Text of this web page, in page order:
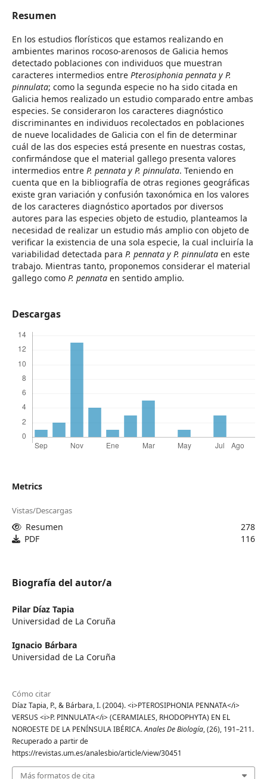
Resumen
En los estudios florísticos que estamos realizando en
ambientes marinos rocoso-arenosos de Galicia hemos
detectado poblaciones con individuos que muestran
caracteres intermedios entre Pterosiphonia pennata y P.
pinnulata; como la segunda especie no ha sido citada en
Galicia hemos realizado un estudio comparado entre ambas
especies. Se consideraron los caracteres diagnóstico
discriminantes en individuos recolectados en poblaciones
de nueve localidades de Galicia con el fin de determinar
cuál de las dos especies está presente en nuestras costas,
confirmándose que el material gallego presenta valores
intermedios entre P. pennata y P. pinnulata. Teniendo en
cuenta que en la bibliografía de otras regiones geográficas
existe gran variación y confusión taxonómica en los valores
de los caracteres diagnóstico aportados por diversos
autores para las especies objeto de estudio, planteamos la
necesidad de realizar un estudio más amplio con objeto de
verificar la existencia de una sola especie, la cual incluiría la
variabilidad detectada para P. pennata y P. pinnulata en este
trabajo. Mientras tanto, proponemos considerar el material
gallego como P. pennata en sentido amplio.
Descargas
Metrics
Vistas/Descargas
Resumen
278
PDF
116
Biografía del autor/a
Pilar Díaz Tapia
Universidad de La Coruña
Ignacio Bárbara
Universidad de La Coruña
Cómo citar
Díaz Tapia, P., & Bárbara, I. (2004). <i>PTEROSIPHONIA PENNATA</i>
VERSUS <i>P. PINNULATA</i> (CERAMIALES, RHODOPHYTA) EN EL
NOROESTE DE LA PENÍNSULA IBÉRICA.Anales De Biología, (26), 191–211.
Recuperado a partir de
https://revistas.um.es/analesbio/article/view/30451
Más formatos de cita